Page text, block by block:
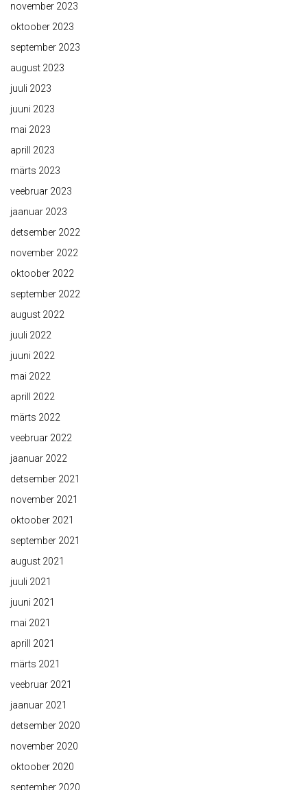
november 2023
oktoober 2023
september 2023
august 2023
juuli 2023
juuni 2023
mai 2023
aprill 2023
märts 2023
veebruar 2023
jaanuar 2023
detsember 2022
november 2022
oktoober 2022
september 2022
august 2022
juuli 2022
juuni 2022
mai 2022
aprill 2022
märts 2022
veebruar 2022
jaanuar 2022
detsember 2021
november 2021
oktoober 2021
september 2021
august 2021
juuli 2021
juuni 2021
mai 2021
aprill 2021
märts 2021
veebruar 2021
jaanuar 2021
detsember 2020
november 2020
oktoober 2020
september 2020